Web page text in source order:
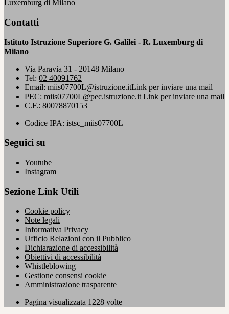
Luxemburg di Milano
Contatti
Istituto Istruzione Superiore G. Galilei - R. Luxemburg di
Milano
Via Paravia 31 - 20148 Milano
Tel: 02 40091762
Email: miis07700L@istruzione.itLink per inviare una mail
PEC: miis07700L@pec.istruzione.it Link per inviare una mail
C.F.: 80078870153
Codice IPA: istsc_miis07700L
Seguici su
Youtube
Instagram
Sezione Link Utili
Cookie policy
Note legali
Informativa Privacy
Ufficio Relazioni con il Pubblico
Dichiarazione di accessibilità
Obiettivi di accessibilità
Whistleblowing
Gestione consensi cookie
Amministrazione trasparente
Pagina visualizzata 1228 volte